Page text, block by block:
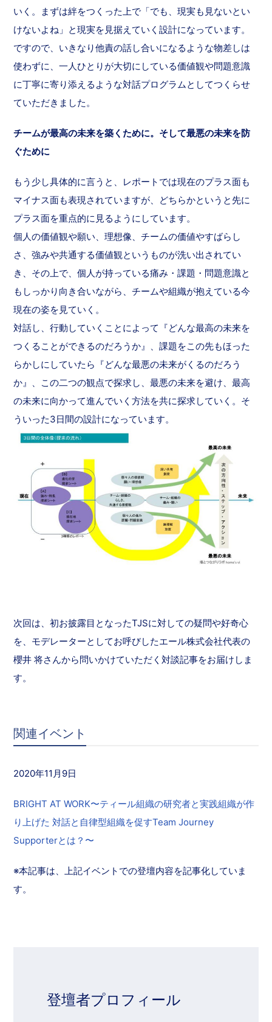
いく。まずは絆をつくった上で「でも、現実も見ないとい
けないよね」と現実を見据えていく設計になっています。
ですので、いきなり他責の話し合いになるような物差しは
使わずに、一人ひとりが大切にしている価値観や問題意識
に丁寧に寄り添えるような対話プログラムとしてつくらせ
ていただきました。
チームが最高の未来を築くために。そして最悪の未来を防
ぐために
もう少し具体的に言うと、レポートでは現在のプラス面も
マイナス面も表現されていますが、どちらかというと先に
プラス面を重点的に見るようにしています。
個人の価値観や願い、理想像、チームの価値やすばらし
さ、強みや共通する価値観というものが洗い出されてい
き、その上で、個人が持っている痛み・課題・問題意識と
もしっかり向き合いながら、チームや組織が抱えている今
現在の姿を見ていく。
対話し、行動していくことによって『どんな最高の未来を
つくることができるのだろうか』、課題をこの先もほった
らかしにしていたら『どんな最悪の未来がくるのだろう
か』、この二つの観点で探求し、最悪の未来を避け、最高
の未来に向かって進んでいく方法を共に探求していく。そ
ういった3日間の設計になっています。
次回は、初お披露目となったTJSに対しての疑問や好奇心
を、モデレーターとしてお呼びしたエール株式会社代表の
櫻井 将さんから問いかけていただく対談記事をお届けしま
す。
関連イベント
2020年11月9日
BRIGHT AT WORK〜ティール組織の研究者と実践組織が作
り上げた 対話と自律型組織を促すTeam Journey
Supporterとは？〜
※本記事は、上記イベントでの登壇内容を記事化していま
す。
登壇者プロフィール